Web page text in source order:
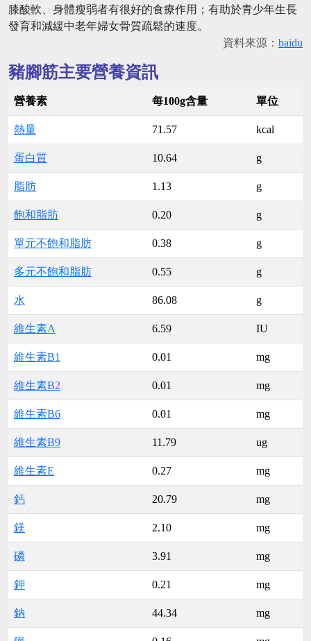
膝酸軟、身體瘦弱者有很好的食療作用；有助於青少年生長
發育和減緩中老年婦女骨質疏鬆的速度。
資料來源： baidu
豬腳筋主要營養資訊
營養素 每100g含量 單位
熱量 71.57 kcal
蛋白質 10.64 g
脂肪 1.13 g
飽和脂肪 0.20 g
單元不飽和脂肪 0.38 g
多元不飽和脂肪 0.55 g
水 86.08 g
維生素A 6.59 IU
維生素B1 0.01 mg
維生素B2 0.01 mg
維生素B6 0.01 mg
維生素B9 11.79 ug
維生素E 0.27 mg
鈣 20.79 mg
鎂 2.10 mg
磷 3.91 mg
鉀 0.21 mg
鈉 44.34 mg